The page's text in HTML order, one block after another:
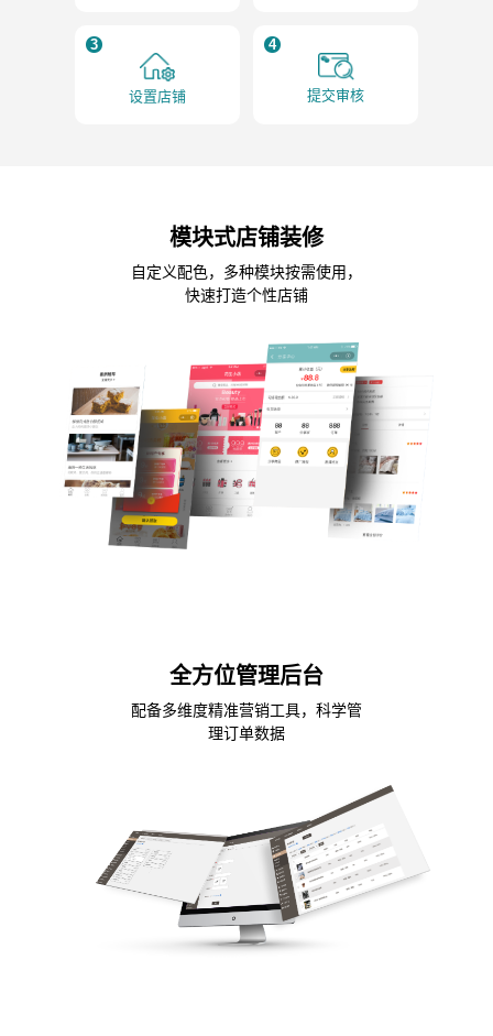
3
设置店铺
4
提交审核
模块式店铺装修
自定义配色，多种模块按需使用，
快速打造个性店铺
全方位管理后台
配备多维度精准营销工具，科学管
理订单数据